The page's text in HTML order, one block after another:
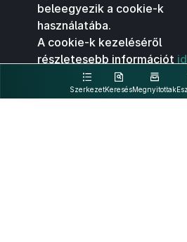
SzerkezetKeresésMegnyitottak
beleegyezik a cookie-k
használatába.
A cookie-k kezeléséről
részletesebb információt
kattintva olvashat.